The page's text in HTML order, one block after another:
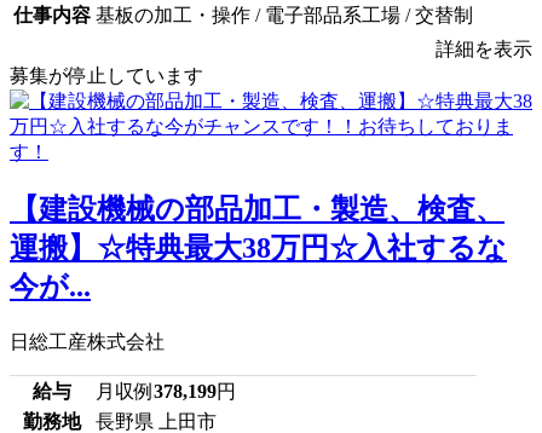
仕事内容 基板の加工・操作 / 電子部品系工場 / 交替制
詳細を表示
募集が停止しています
【建設機械の部品加工・製造、検査、
運搬】☆特典最大38万円☆入社するな
今が...
日総工産株式会社
給与 月収例 378,199円
勤務地
長野県 上田市